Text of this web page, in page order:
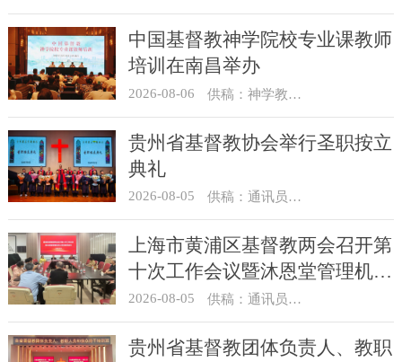
中国基督教神学院校专业课教师
培训在南昌举办
2026-08-06 供稿：神学教育部
贵州省基督教协会举行圣职按立
典礼
2026-08-05 供稿：通讯员 杨菁
上海市黄浦区基督教两会召开第
十次工作会议暨沐恩堂管理机构
七月份联席会议
2026-08-05 供稿：通讯员 景健美
贵州省基督教团体负责人、教职